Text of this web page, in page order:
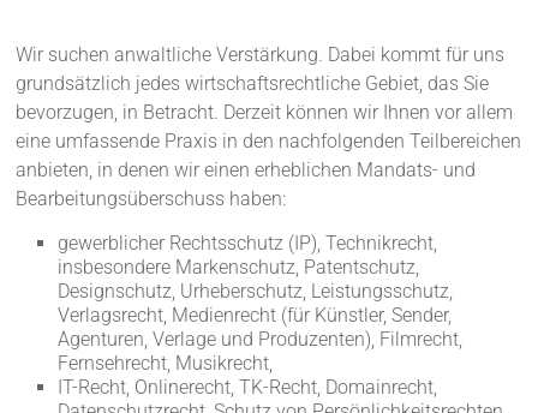
Wir suchen anwaltliche Verstärkung. Dabei kommt für uns
grundsätzlich jedes wirtschaftsrechtliche Gebiet, das Sie
bevorzugen, in Betracht. Derzeit können wir Ihnen vor allem
eine umfassende Praxis in den nachfolgenden Teilbereichen
anbieten, in denen wir einen erheblichen Mandats- und
Bearbeitungsüberschuss haben:
gewerblicher Rechtsschutz (IP), Technikrecht,
insbesondere Markenschutz, Patentschutz,
Designschutz, Urheberschutz, Leistungsschutz,
Verlagsrecht, Medienrecht (für Künstler, Sender,
Agenturen, Verlage und Produzenten), Filmrecht,
Fernsehrecht, Musikrecht,
IT-Recht, Onlinerecht, TK-Recht, Domainrecht,